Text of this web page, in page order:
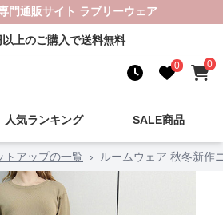
門通販サイト ラブリーウェア
上のご購入で送料無料
0 0
人気ランキング SALE商品
トアップの一覧 › ルームウェア 秋冬新作